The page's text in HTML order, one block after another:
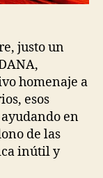
justo un
homenaje a
esos
en
de las
inútil y